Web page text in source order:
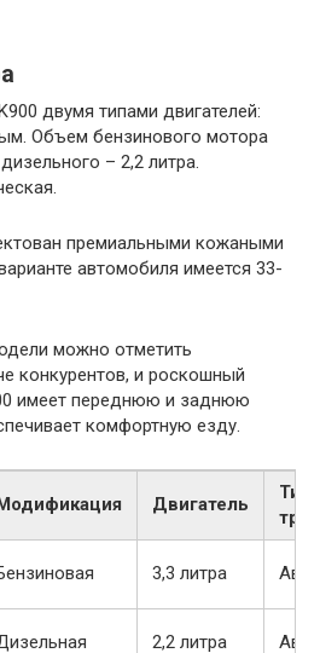
двумя типами двигателей:
Объем бензинового мотора
– 2,2 литра.
премиальными кожаными
автомобиля имеется 33-
можно отметить
конкурентов, и роскошный
имеет переднюю и заднюю
комфортную езду.
Двигатель
Тип
3,3 литра
2,2 литра